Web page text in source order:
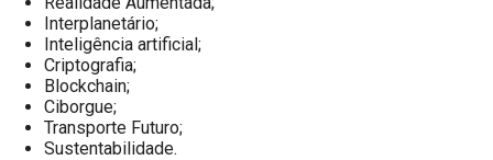
Interplanetário;
Inteligência artificial;
Criptografia;
Blockchain;
Ciborgue;
Transporte Futuro;
Sustentabilidade.